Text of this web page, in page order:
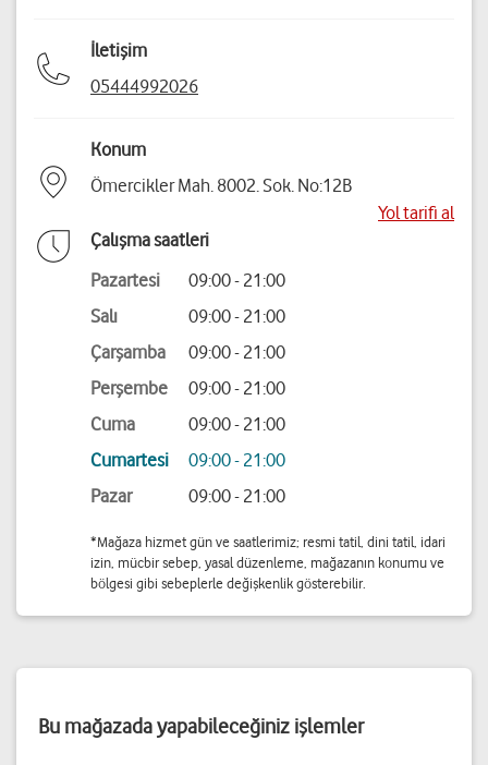
İletişim
05444992026
Konum
Ömercikler Mah. 8002. Sok. No:12B
Yol tarifi al
Çalışma saatleri
Pazartesi
09:00 - 21:00
Salı
09:00 - 21:00
Çarşamba
09:00 - 21:00
Perşembe
09:00 - 21:00
Cuma
09:00 - 21:00
Cumartesi
09:00 - 21:00
Pazar
09:00 - 21:00
*Mağaza hizmet gün ve saatlerimiz; resmi tatil, dini tatil, idari
izin, mücbir sebep, yasal düzenleme, mağazanın konumu ve
bölgesi gibi sebeplerle değişkenlik gösterebilir.
Bu mağazada yapabileceğiniz işlemler